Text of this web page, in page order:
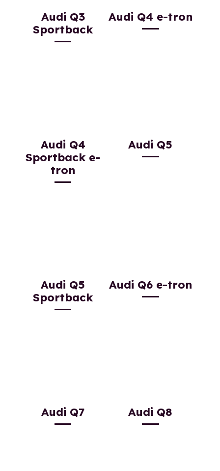
Audi Q3
Sportback
Audi Q4 e-tron
Audi Q4
Sportback e-
tron
Audi Q5
Audi Q5
Sportback
Audi Q6 e-tron
Audi Q7 Audi Q8